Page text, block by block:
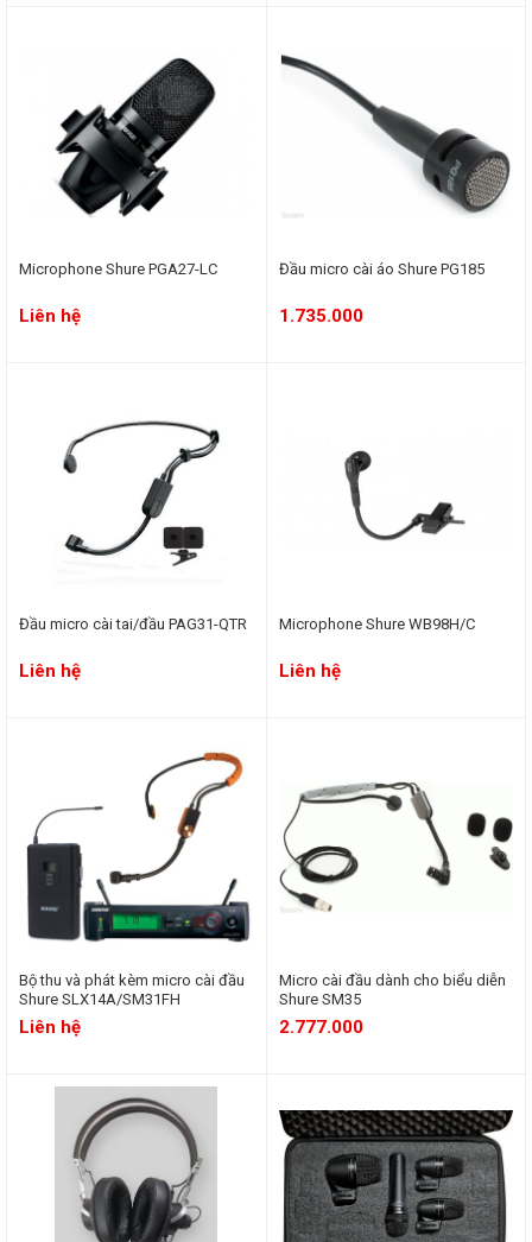
Microphone Shure PGA27-LC
Liên hệ
Đầu micro cài áo Shure PG185
1.735.000
Đầu micro cài tai/đầu PAG31-QTR
Liên hệ
Microphone Shure WB98H/C
Liên hệ
Bộ thu và phát kèm micro cài đầu
Shure SLX14A/SM31FH
Liên hệ
Micro cài đầu dành cho biểu diễn
Shure SM35
2.777.000